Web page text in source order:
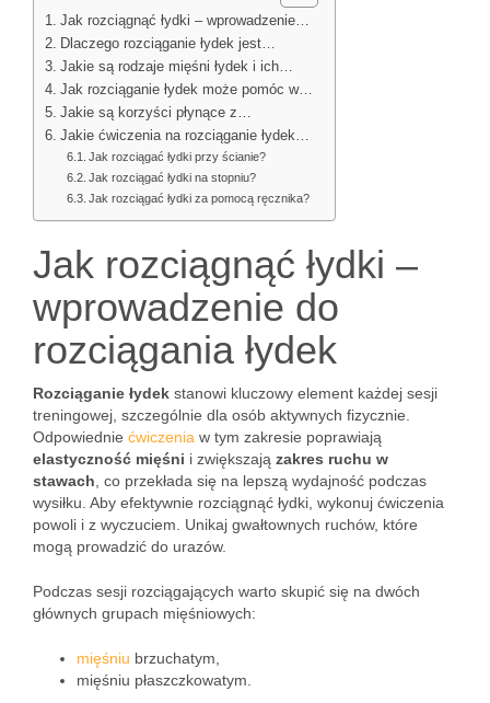
Jak rozciągnąć łydki – wprowadzenie…
Dlaczego rozciąganie łydek jest…
Jakie są rodzaje mięśni łydek i ich…
Jak rozciąganie łydek może pomóc w…
Jakie są korzyści płynące z…
Jakie ćwiczenia na rozciąganie łydek…
Jak rozciągać łydki przy ścianie?
Jak rozciągać łydki na stopniu?
Jak rozciągać łydki za pomocą ręcznika?
Jak rozciągnąć łydki –
wprowadzenie do
rozciągania łydek
Rozciąganie łydek stanowi kluczowy element każdej sesji
treningowej, szczególnie dla osób aktywnych fizycznie.
Odpowiednie ćwiczenia w tym zakresie poprawiają
elastyczność mięśni i zwiększają zakres ruchu w
stawach , co przekłada się na lepszą wydajność podczas
wysiłku. Aby efektywnie rozciągnąć łydki, wykonuj ćwiczenia
powoli i z wyczuciem. Unikaj gwałtownych ruchów, które
mogą prowadzić do urazów.
Podczas sesji rozciągających warto skupić się na dwóch
głównych grupach mięśniowych:
mięśniu brzuchatym,
mięśniu płaszczkowatym.